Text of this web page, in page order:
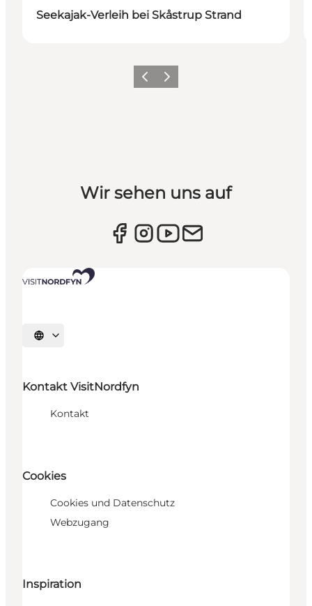
Seekajak-Verleih bei Skåstrup Strand
Vorherige Folie
Nächste Folie
Wir sehen uns auf
Sprache auswählen
Kontakt VisitNordfyn
Kontakt
Cookies
Cookies und Datenschutz
Webzugang
Inspiration